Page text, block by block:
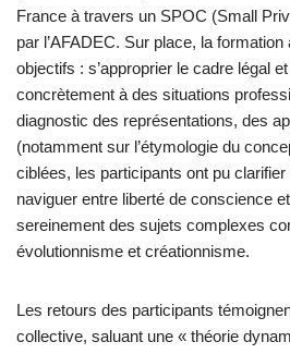
France à travers un SPOC (Small
par l’AFADEC. Sur place, la
objectifs : s’approprier le cadre légal
concrètement à des situations
diagnostic des représentations, des
(notamment sur l’étymologie du
ciblées, les participants ont pu clarifier
naviguer entre liberté de conscience
sereinement des sujets complexes
évolutionnisme et créationnisme.
Les retours des participants
collective, saluant une « théorie